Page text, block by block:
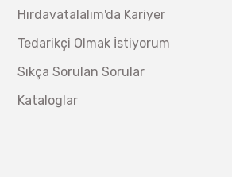
Lüdecke
Lüdecke ES13T Stoper Kaplin
Hırdavatalalım'da Kariyer
Tedarikçi Olmak İstiyorum
Sıkça Sorulan Sorular
Kataloglar